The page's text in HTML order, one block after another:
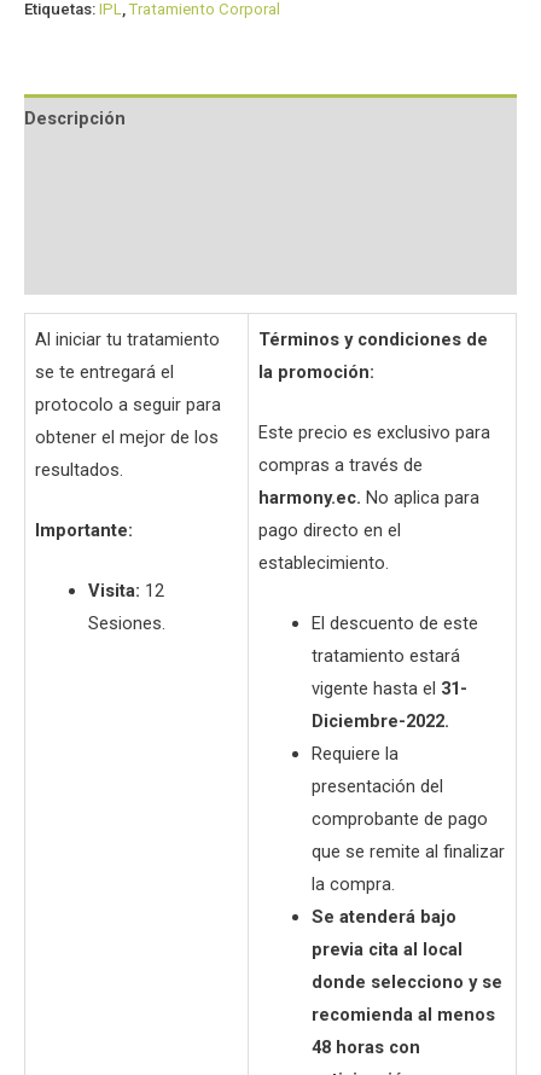
Etiquetas: IPL ,Tratamiento Corporal
Descripción
Al iniciar tu tratamiento
se te entregará el
protocolo a seguir para
obtener el mejor de los
resultados.
Importante:
Visita: 12
Sesiones.
Términos y condiciones de
la promoción:
Este precio es exclusivo para
compras a través de
harmony.ec. No aplica para
pago directo en el
establecimiento.
El descuento de este
tratamiento estará
vigente hasta el 31-
Diciembre-2022.
Requiere la
presentación del
comprobante de pago
que se remite al finalizar
la compra.
Se atenderá bajo
previa cita al local
donde selecciono y se
recomienda al menos
48 horas con